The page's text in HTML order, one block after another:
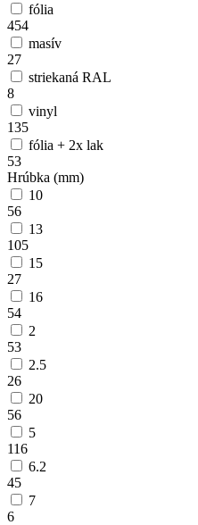
fólia
454
masív
27
striekaná RAL
8
vinyl
135
fólia + 2x lak
53
Hrúbka (mm)
10
56
13
105
15
27
16
54
2
53
2.5
26
20
56
5
116
6.2
45
7
6